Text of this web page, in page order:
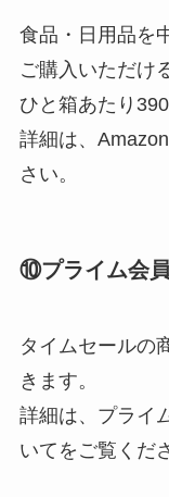
食品・日用品を
ご購入いただけ
ひと箱あたり
詳細は、
さい。
⑩プライム会
タイムセールの
きます。
詳細は、プライ
いてをご覧くだ